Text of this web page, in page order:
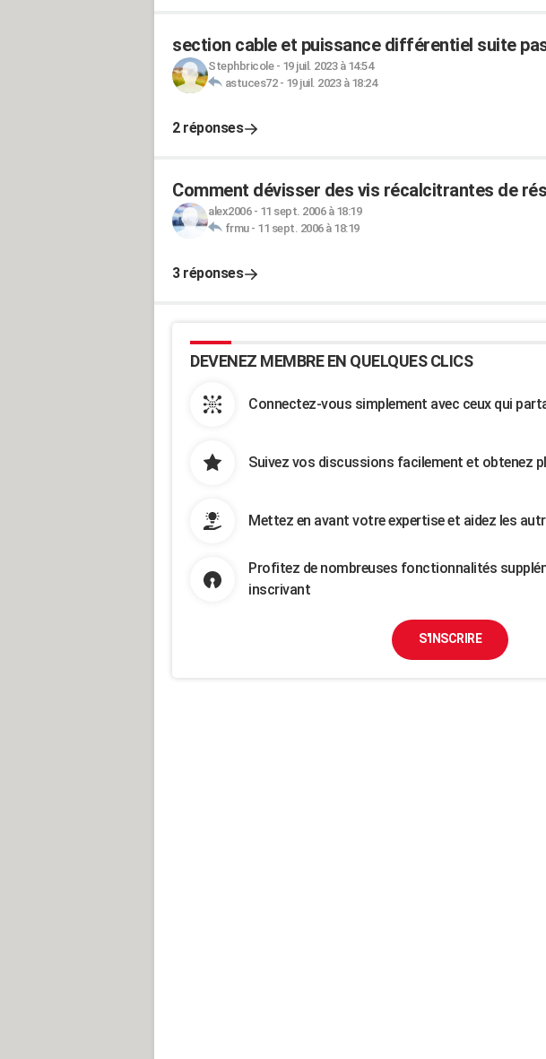
section cable et puissance différentiel suite
Stephbricole- 19 juil. 2023 à 14:54
astuces72- 19 juil. 2023 à 18:24
2 réponses
Comment dévisser des vis récalcitrantes de
alex2006- 11 sept. 2006 à 18:19
frmu- 11 sept. 2006 à 18:19
3 réponses
DEVENEZ MEMBRE EN QUELQUES CLICS
Connectez-vous simplement avec ceux qui
Suivez vos discussions facilement et obtenez
Mettez en avant votre expertise et aidez les
Profitez de nombreuses fonctionnalités
inscrivant
S'INSCRIRE